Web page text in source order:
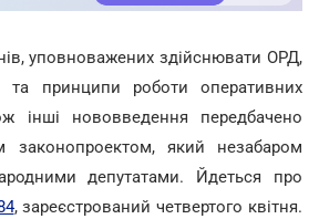
уповноважених здійснювати ОРД,
та принципи роботи оперативних
інші нововведення передбачено
законопроектом, який незабаром
депутатами. Йдеться про
, зареєстрований четвертого квітня.